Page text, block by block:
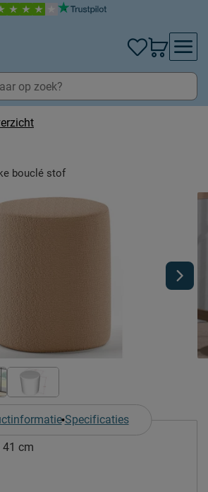
bouclé stof
Specificaties
41 cm